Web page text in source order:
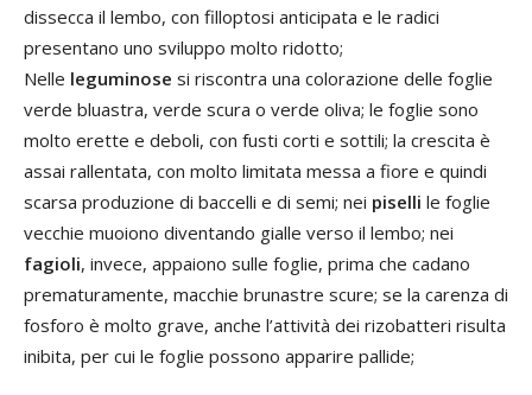
dissecca il lembo, con filloptosi anticipata e le radici
presentano uno sviluppo molto ridotto;
Nelle leguminose si riscontra una colorazione delle foglie
verde bluastra, verde scura o verde oliva; le foglie sono
molto erette e deboli, con fusti corti e sottili; la crescita è
assai rallentata, con molto limitata messa a fiore e quindi
scarsa produzione di baccelli e di semi; nei piselli le foglie
vecchie muoiono diventando gialle verso il lembo; nei
fagioli, invece, appaiono sulle foglie, prima che cadano
prematuramente, macchie brunastre scure; se la carenza di
fosforo è molto grave, anche l’attività dei rizobatteri risulta
inibita, per cui le foglie possono apparire pallide;